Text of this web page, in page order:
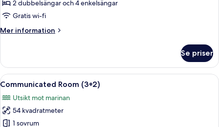
2 dubbelsängar och 4 enkelsängar
Gratis wi-fi
Mer information
Mer
Room
(3+1)
Se priser
Öppna
alla
foton
för
Communicated
Ett hotellrum med två sängar, en
6
Communicated Room (3+2)
Utsikt mot marinan
54 kvadratmeter
1 sovrum